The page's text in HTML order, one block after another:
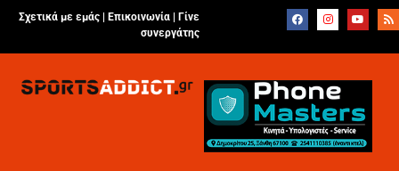
Σχετικά με εμάς | Επικοινωνία
Γίνε
συνεργάτης